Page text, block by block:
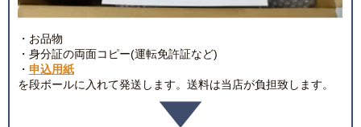
・お品物
・身分証の両面コピー(運転免許証など)
・ 申込用紙
を段ボールに入れて発送します。送料は当店が負担致します。